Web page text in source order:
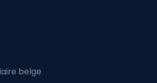
belge